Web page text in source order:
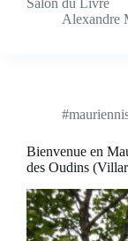
Salon du Livre
Alexandre
Bienvenue en
des Oudins